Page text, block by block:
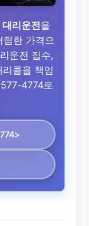
리운전을
렴한 가격으
운전 접수,
콜을 책임
4774로